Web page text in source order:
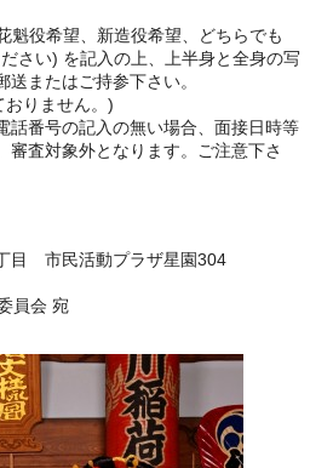
役希望、新造役希望、どちらでも
さい) を記入の上、上半身と全身の写
またはご持参下さい。
おりません。)
話番号の記入の無い場合、面接日時等
審査対象外となります。ご注意下さ
目 市民活動プラザ星園304
員会 宛